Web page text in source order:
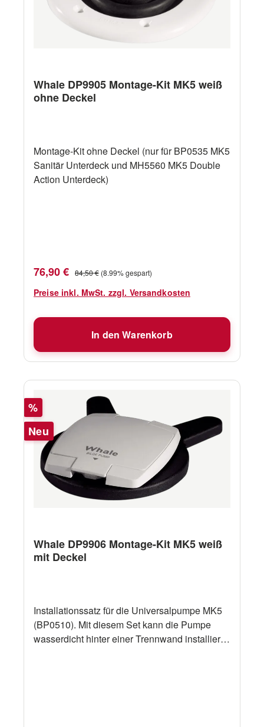
Whale DP9905 Montage-Kit MK5 weiß
ohne Deckel
Montage-Kit ohne Deckel (nur für BP0535 MK5
Sanitär Unterdeck und MH5560 MK5 Double
Action Unterdeck)
Verkaufspreis:
76,90 € Regulärer Preis:
84,50 € (8.99% gespart)
Preise inkl. MwSt. zzgl. Versandkosten
In den Warenkorb
Rabatt
%
Neu
Whale DP9906 Montage-Kit MK5 weiß
mit Deckel
Installationssatz für die Universalpumpe MK5
(BP0510). Mit diesem Set kann die Pumpe
wasserdicht hinter einer Trennwand installiert